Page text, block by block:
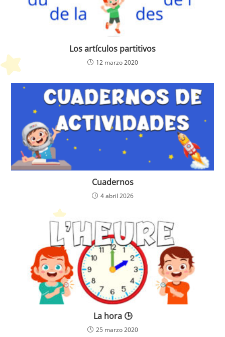
Los artículos partitivos
12 marzo 2020
Cuadernos
4 abril 2026
La hora 🕒
25 marzo 2020